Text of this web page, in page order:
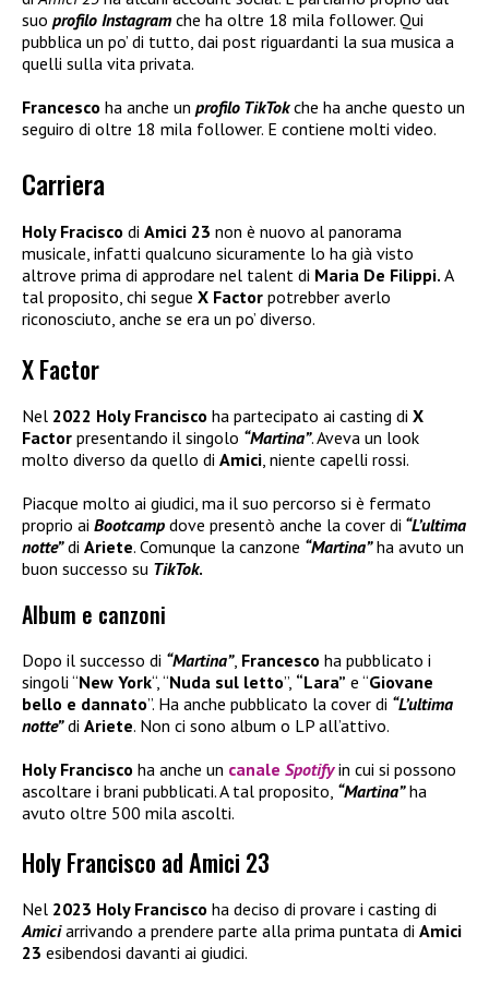
suo profilo Instagram che ha oltre 18 mila follower. Qui
pubblica un po’ di tutto, dai post riguardanti la sua musica a
quelli sulla vita privata.
Francesco ha anche un profilo TikTokche ha anche questo un
seguiro di oltre 18 mila follower. E contiene molti video.
Carriera
Holy Fracisco di Amici 23 non è nuovo al panorama
musicale, infatti qualcuno sicuramente lo ha già visto
altrove prima di approdare nel talent di Maria De Filippi. A
tal proposito, chi segue X Factor potrebber averlo
riconosciuto, anche se era un po’ diverso.
X Factor
Nel 2022 Holy Francisco ha partecipato ai casting di X
Factor presentando il singolo “Martina”. Aveva un look
molto diverso da quello di Amici , niente capelli rossi.
Piacque molto ai giudici, ma il suo percorso si è fermato
proprio ai Bootcamp dove presentò anche la cover di “L’ultima
notte”di Ariete. Comunque la canzone “Martina”ha avuto un
buon successo su TikTok.
Album e canzoni
Dopo il successo di “Martina”, Francesco ha pubblicato i
singoli “New York“, “Nuda sul letto”, “Lara” e “Giovane
bello e dannato”. Ha anche pubblicato la cover di “L’ultima
notte”di Ariete. Non ci sono album o LP all’attivo.
Holy Francisco ha anche un canale Spotify in cui si possono
ascoltare i brani pubblicati. A tal proposito, “Martina”ha
avuto oltre 500 mila ascolti.
Holy Francisco ad Amici 23
Nel 2023 Holy Francisco ha deciso di provare i casting di
Amiciarrivando a prendere parte alla prima puntata di Amici
23 esibendosi davanti ai giudici.